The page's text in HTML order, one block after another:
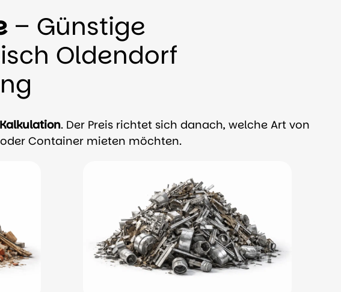
– Günstige
Oldendorf
. Der Preis richtet sich danach, welche Art von
Container mieten möchten.